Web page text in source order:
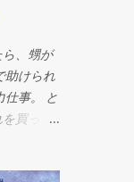
の後、
詠むよ
て、ど
だ、っ
界で一
こちら
外のお席
、甥が
助けられ
仕事。 と
買って